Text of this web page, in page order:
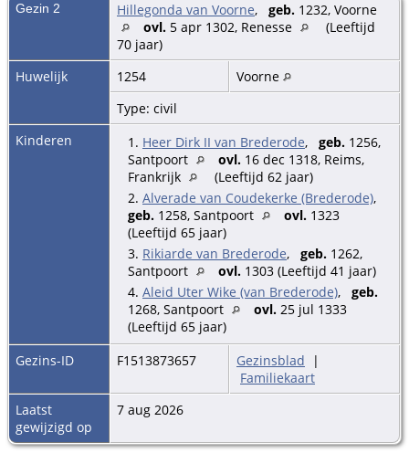
Gezin 2 Hillegonda van Voorne, geb. 1232, Voorne
ovl. 5 apr 1302, Renesse
(Leeftijd
70 jaar)
Huwelijk
1254
Voorne
Type: civil
Kinderen
1. Heer Dirk II van Brederode, geb. 1256,
Santpoort
ovl. 16 dec 1318, Reims,
Frankrijk
(Leeftijd 62 jaar)
2. Alverade van Coudekerke (Brederode),
geb. 1258, Santpoort ovl. 1323
(Leeftijd 65 jaar)
3. Rikiarde van Brederode, geb. 1262,
Santpoort
ovl. 1303 (Leeftijd 41 jaar)
4. Aleid Uter Wike (van Brederode), geb.
1268, Santpoort
ovl. 25 jul 1333
(Leeftijd 65 jaar)
Gezins-ID
F1513873657 Gezinsblad |
Familiekaart
Laatst
gewijzigd op
7 aug 2026